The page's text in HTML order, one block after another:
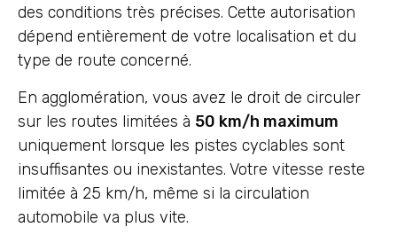
des conditions très précises. Cette autorisation
dépend entièrement de votre localisation et du
type de route concerné.
En agglomération, vous avez le droit de circuler
sur les routes limitées à 50 km/h maximum
uniquement lorsque les pistes cyclables sont
insuffisantes ou inexistantes. Votre vitesse reste
limitée à 25 km/h, même si la circulation
automobile va plus vite.